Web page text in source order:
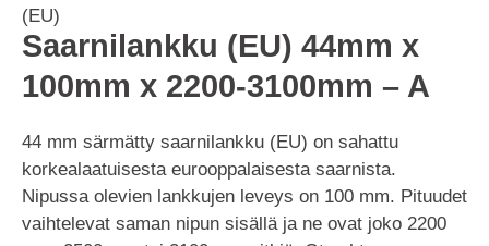
(EU)
Saarnilankku (EU) 44mm x
100mm x 2200-3100mm – A
44 mm särmätty saarnilankku (EU) on sahattu
korkealaatuisesta eurooppalaisesta saarnista.
Nipussa olevien lankkujen leveys on 100 mm. Pituudet
vaihtelevat saman nipun sisällä ja ne ovat joko 2200